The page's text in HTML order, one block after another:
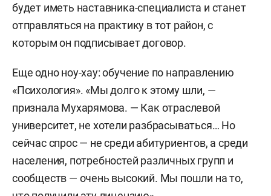
будет иметь наставника-специалиста и станет
отправляться на практику в тот район, с
которым он подписывает договор.
Еще одно ноу-хау: обучение по направлению
«Психология». «Мы долго к этому шли, —
признала Мухарямова. — Как отраслевой
университет, не хотели разбрасываться… Но
сейчас спрос — не среди абитуриентов, а среди
населения, потребностей различных групп и
сообществ — очень высокий. Мы пошли на то,